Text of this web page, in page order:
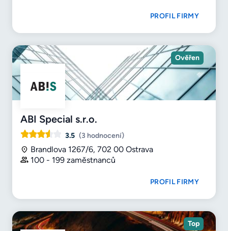
PROFIL FIRMY
Ověřen
ABI Special s.r.o.
3.5 (3 hodnocení)
Brandlova 1267/6, 702 00 Ostrava
100 - 199 zaměstnanců
PROFIL FIRMY
Top